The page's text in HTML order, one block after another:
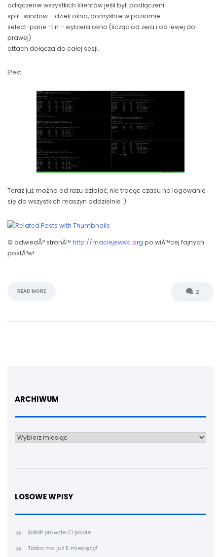
odłączenie wszystkich klientów jeśli byli podłączeni.
split-window – dzieli okno, domyślnie w poziomie
select-pane -t n – wybiera okno (licząc od zera i od lewej do
prawej)
attach dołącza do całej sesji.
Efekt:
Teraz już można od razu działać, nie tracąc czasu na logowanie
się do wszystkich maszyn oddzielnie :)
© odwiedÅº stronÄ™ http://maciejewski.org po wiÄ™cej fajnych
postÃ³w!
READ MORE 2
ARCHIWUM
Archiwum
LOSOWE WPISY
SNMP prawde Ci powie.
Tośka ma już 5 miesięcy!